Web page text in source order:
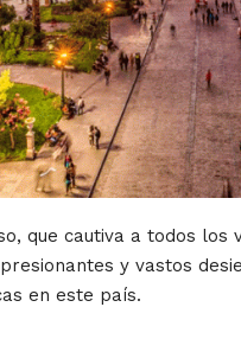
que cautiva a todos los
y vastos
en este país.